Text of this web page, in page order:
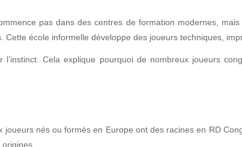
pas dans des centres de formation modernes,
école informelle développe des joueurs techniques,
Cela explique pourquoi de nombreux joueurs
nés ou formés en Europe ont des racines en RD